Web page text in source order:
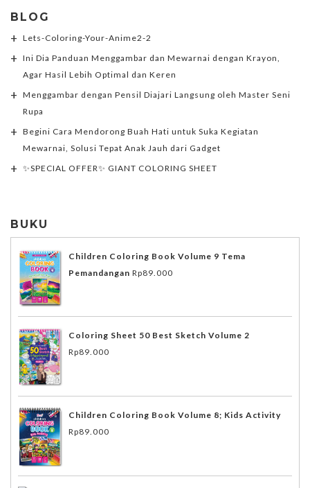
BLOG
Lets-Coloring-Your-Anime2-2
Ini Dia Panduan Menggambar dan Mewarnai dengan Krayon,
Agar Hasil Lebih Optimal dan Keren
Menggambar dengan Pensil Diajari Langsung oleh Master Seni
Rupa
Begini Cara Mendorong Buah Hati untuk Suka Kegiatan
Mewarnai, Solusi Tepat Anak Jauh dari Gadget
✨SPECIAL OFFER✨ GIANT COLORING SHEET
BUKU
Children Coloring Book Volume 9 Tema
Pemandangan Rp89.000
Coloring Sheet 50 Best Sketch Volume 2
Rp89.000
Children Coloring Book Volume 8; Kids Activity
Rp89.000